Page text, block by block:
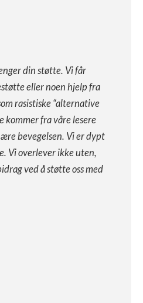
din støtte. Vi får
eller noen hjelp fra
rasistiske “alternative
kommer fra våre lesere
bevegelsen. Vi er dypt
Vi overlever ikke uten,
ved å støtte oss med